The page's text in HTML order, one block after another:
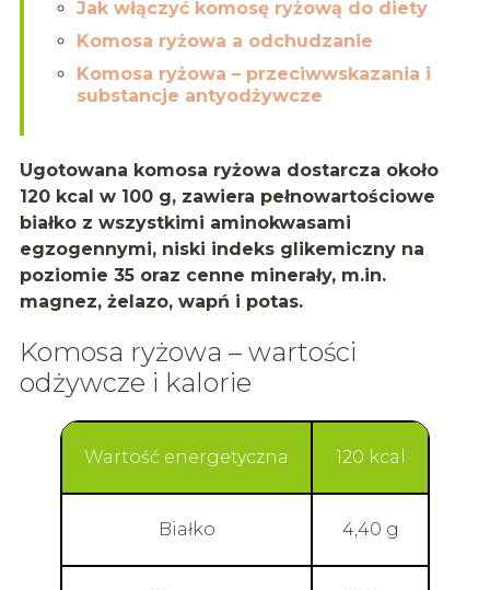
Jak włączyć komosę ryżową do diety
Komosa ryżowa a odchudzanie
Komosa ryżowa – przeciwwskazania i
substancje antyodżywcze
Ugotowana komosa ryżowa dostarcza około
120 kcal w 100 g, zawiera pełnowartościowe
białko z wszystkimi aminokwasami
egzogennymi, niski indeks glikemiczny na
poziomie 35 oraz cenne minerały, m.in.
magnez, żelazo, wapń i potas.
Komosa ryżowa – wartości
odżywcze i kalorie
Wartość energetyczna 120 kcal
Białko 4,40 g